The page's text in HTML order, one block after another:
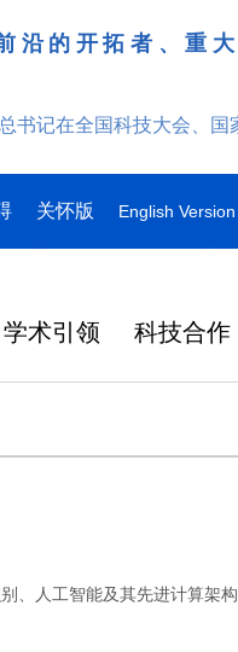
的开拓者、重
记在全国科技大会、国
关怀版 English Version
学术引领 科技合作
人工智能及其先进计算架构